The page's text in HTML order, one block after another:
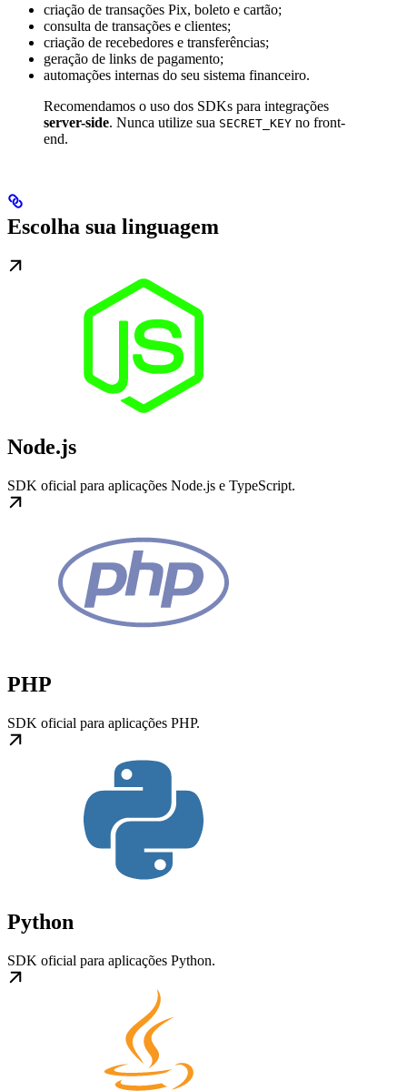
criação de transações Pix, boleto e cartão;
consulta de transações e clientes;
criação de recebedores e transferências;
geração de links de pagamento;
automações internas do seu sistema financeiro.
Recomendamos o uso dos SDKs para integrações
server-side. Nunca utilize sua SECRET_KEY no front-
end.
Escolha sua linguagem
Node.js
SDK oficial para aplicações Node.js e TypeScript.
PHP
SDK oficial para aplicações PHP.
Python
SDK oficial para aplicações Python.